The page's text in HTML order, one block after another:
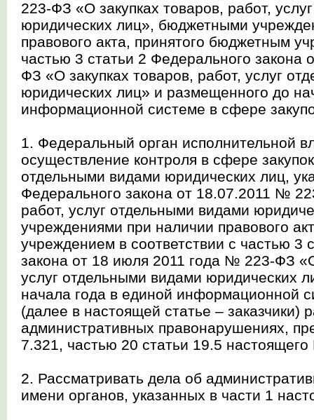
223-ФЗ «О закупках товаров, работ,
юридических лиц», бюджетными
правового акта, принятого бюджетным
частью 3 статьи 2 Федерального
ФЗ «О закупках товаров, работ, услуг
юридических лиц» и размещенного до
информационной системе в сфере
1. Федеральный орган исполнительной
осуществление контроля в сфере
отдельными видами юридических лиц,
Федерального закона от 18.07.2011 №
работ, услуг отдельными видами
учреждениями при наличии правового
учреждением в соответствии с частью 3
закона от 18 июля 2011 года № 223-ФЗ
услуг отдельными видами юридических
начала года в единой информационной
(далее в настоящей статье – заказчики)
административных правонарушениях,
7.321, частью 20 статьи 19.5 настоящего
2. Рассматривать дела об
имени органов, указанных в части 1